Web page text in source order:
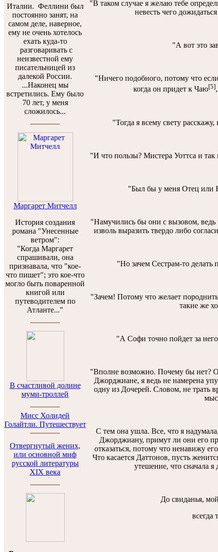
Италии. Феллини был
постоянно занят, на
самом деле, наверное,
ему не очень хотелось
ехать куда-то
разговаривать с
неизвестной ему
писательницей из
далекой России.
...Наконец мы
встретились. Ему было
70 лет, у меня
сложилось...
Маргарет Митчелл
История создания
романа "Унесенные
ветром":
"Когда Маргарет
спрашивали, она
признавала, что "кое-
что пишет"; это кое-что
могло быть поваренной
книгой или
путеводителем по
Атланте..."
В счастливой долине
муми-троллей
Мисс Холидей
Голайтли. Путешествует
Отвергнутый жених,
или основной миф
русской литературы
XIX века
"В таком случае я желаю тебе
невесть чего
"А вот это
"Ничего подобного, потому что
когда он придет к Чаю[5]
"Тогда я всему свету
"И что пользы? Мистера Уоттса и так
"Был бы у меня Отец или
"Намучились бы они с вызовом, ведь
изволь выразить твердо либо
"Но зачем Сестрам-то делать
"Зачем! Потому что желает
такие же
"А Софи точно пойдет за
"Вполне возможно. Почему бы нет?
Джорджиане, я ведь не намерена
одну из Дочерей. Словом, не трать
С тем она ушла. Все, что я
Джорджиану, примут ли они его
отказаться, потому что ненавижу
Что касается Даттонов, пусть
утешение, что сначала я
До свиданья,
всегда